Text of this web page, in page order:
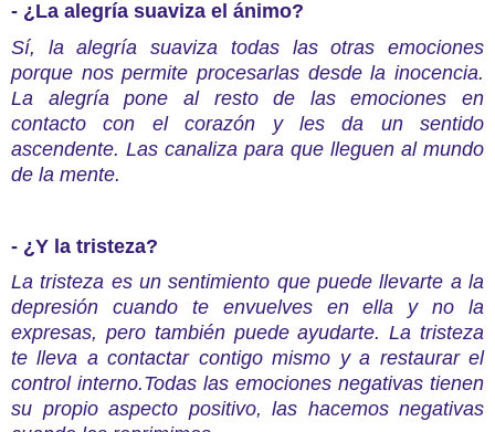
- ¿La alegría suaviza el ánimo?
Sí, la alegría suaviza todas las otras emociones
porque nos permite procesarlas desde la inocencia.
La alegría pone al resto de las emociones en
contacto con el corazón y les da un sentido
ascendente. Las canaliza para que lleguen al mundo
de la mente.
- ¿Y la tristeza?
La tristeza es un sentimiento que puede llevarte a la
depresión cuando te envuelves en ella y no la
expresas, pero también puede ayudarte. La tristeza
te lleva a contactar contigo mismo y a restaurar el
control interno.Todas las emociones negativas tienen
su propio aspecto positivo, las hacemos negativas